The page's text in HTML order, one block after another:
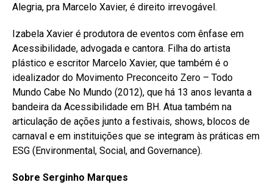
Alegria, pra Marcelo Xavier, é direito irrevogável.
Izabela Xavier é produtora de eventos com ênfase em
Acessibilidade, advogada e cantora. Filha do artista
plástico e escritor Marcelo Xavier, que também é o
idealizador do Movimento Preconceito Zero – Todo
Mundo Cabe No Mundo (2012), que há 13 anos levanta a
bandeira da Acessibilidade em BH. Atua também na
articulação de ações junto a festivais, shows, blocos de
carnaval e em instituições que se integram às práticas em
ESG (Environmental, Social, and Governance).
Sobre Serginho Marques